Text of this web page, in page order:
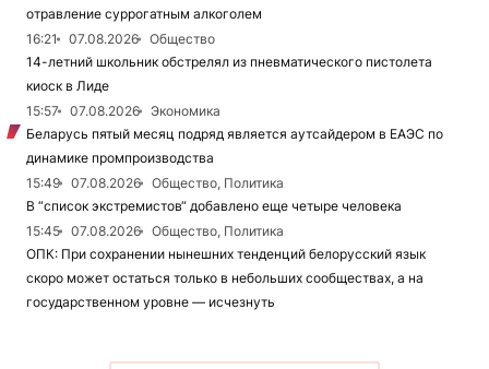
отравление суррогатным алкоголем
16:21
07.08.2026
Общество
14-летний школьник обстрелял из пневматического пистолета
киоск в Лиде
15:57
07.08.2026
Экономика
Беларусь пятый месяц подряд является аутсайдером в ЕАЭС по
динамике промпроизводства
15:49
07.08.2026
Общество, Политика
В “список экстремистов“ добавлено еще четыре человека
15:45
07.08.2026
Общество, Политика
ОПК: При сохранении нынешних тенденций белорусский язык
скоро может остаться только в небольших сообществах, а на
государственном уровне — исчезнуть